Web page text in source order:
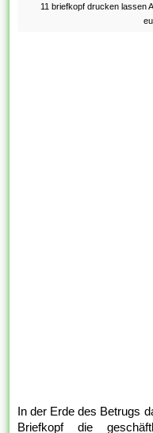
11 briefkopf drucken lassen
In der Erde des Betrugs
Briefkopf die